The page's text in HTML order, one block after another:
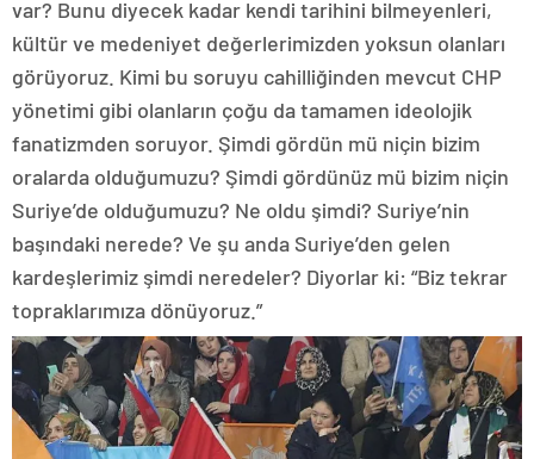
var? Bunu diyecek kadar kendi tarihini bilmeyenleri,
kültür ve medeniyet değerlerimizden yoksun olanları
görüyoruz. Kimi bu soruyu cahilliğinden mevcut CHP
yönetimi gibi olanların çoğu da tamamen ideolojik
fanatizmden soruyor. Şimdi gördün mü niçin bizim
oralarda olduğumuzu? Şimdi gördünüz mü bizim niçin
Suriye’de olduğumuzu? Ne oldu şimdi? Suriye’nin
başındaki nerede? Ve şu anda Suriye’den gelen
kardeşlerimiz şimdi neredeler? Diyorlar ki: “Biz tekrar
topraklarımıza dönüyoruz.”